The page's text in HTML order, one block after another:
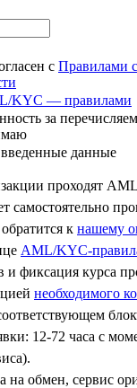
с Правилами
KYC — правилами
за
данные
проходят
самостоятельно
к нашему
AML/KYC-
и фиксация курса
необходимого
12-72 часа с
на обмен, сервис